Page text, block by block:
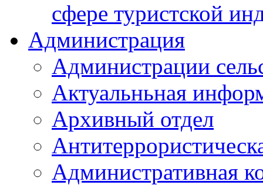
сфере туристской
Администрация
Администрации
Актуальньная
Архивный отдел
Административная